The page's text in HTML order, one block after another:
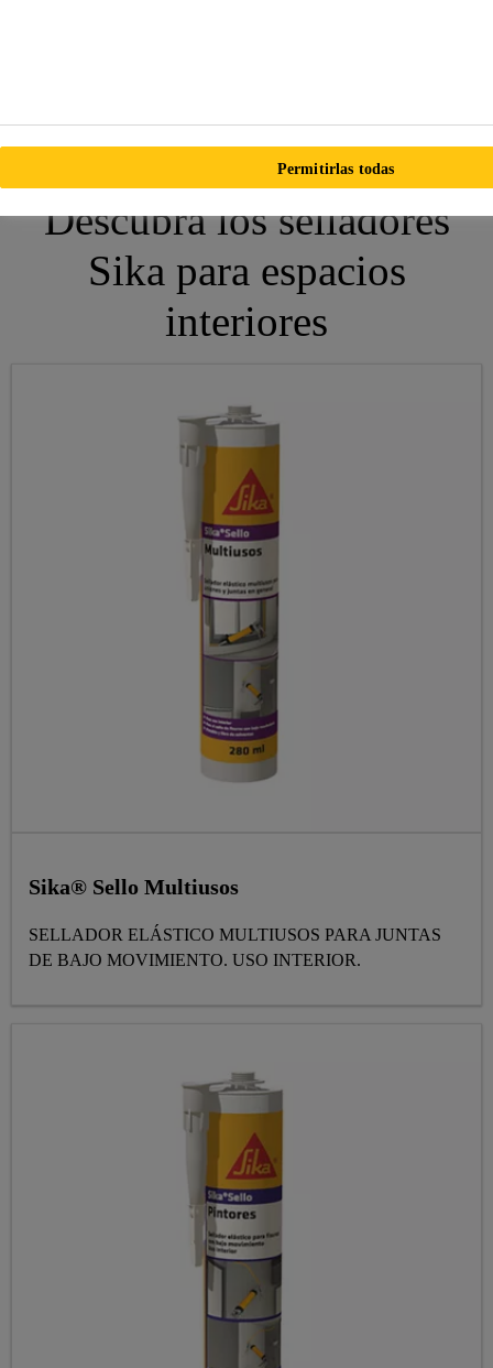
Descubra los selladores
Sika para espacios
interiores
Sika® Sello Multiusos
SELLADOR ELÁSTICO MULTIUSOS PARA JUNTAS
DE BAJO MOVIMIENTO. USO INTERIOR.
Permitirlas todas